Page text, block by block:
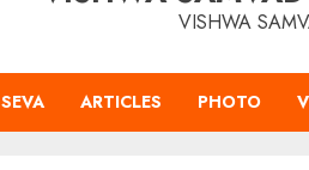
VISHWA
SEVA ARTICLES PHOTO